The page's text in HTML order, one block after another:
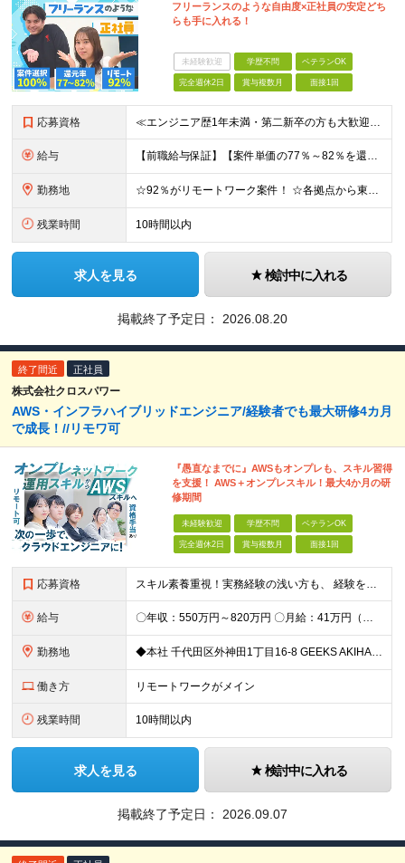
フリーランスのような自由度×正社員の安定どち
らも手に入れる！
未経験歓迎 学歴不問 ベテランOK
完全週休2日 賞与複数月 面接1回
応募資格 ≪エンジニア歴1年未満・第二新卒の方も大歓迎！≫ ◆学歴不問 ◆インフラエンジニア経験を半年以上お持ちの方 ◎ブランクのある方・社会人経験10年以上の方も歓迎！ ◎スキルチェンジも可能です
給与 【前職給与保証】【案件単価の77％～82％を還元】 月給32万円～85万円＋賞与 ※上記にはみなし残業手当（月40時間分、7万6200円～20万2400円）が含まれています。超過分は別途全額支給します
勤務地 ☆92％がリモートワーク案件！ ☆各拠点から東京での最先端フルリモート案件へ参画もOK！ 本社、大阪オフィス、名古屋オフィス、福岡オフィス、札幌オフィス、 または各地域のクライアント先での勤務となりま
残業時間 10時間以内
求人を見る 検討中に入れる
掲載終了予定日： 2026.08.20
終了間近 正社員
株式会社クロスパワー
AWS・インフラハイブリッドエンジニア/経験者でも最大研修4カ月
で成長！//リモワ可
『愚直なまでに』AWSもオンプレも、スキル習得
を支援！ AWS＋オンプレスキル！最大4か月の研
修期間
未経験歓迎 学歴不問 ベテランOK
完全週休2日 賞与複数月 面接1回
応募資格 スキル素養重視！実務経験の浅い方も、 経験を活かしたい中堅層も、幅広く歓迎します！ ・学歴不問 ・システム運用、構築、開発経験または相当の見識がある方 ◆賞与年2回有◆20～50代まで幅広い年代が
給与 〇年収：550万円～820万円 〇月給：41万円（固定残業100,898円含）～ 60万円（固定残業152,929円含）＋賞与＋資格手当 ※固定残業は45時間（当社の平均残業は8時間です）。 万が一
勤務地 ◆本社 千代田区外神田1丁目16-8 GEEKS AKIHABARA 3階 ◆リモートワーク者多数 ※上記を除く当社関連勤務地
働き方 リモートワークがメイン
残業時間 10時間以内
求人を見る 検討中に入れる
掲載終了予定日： 2026.09.07